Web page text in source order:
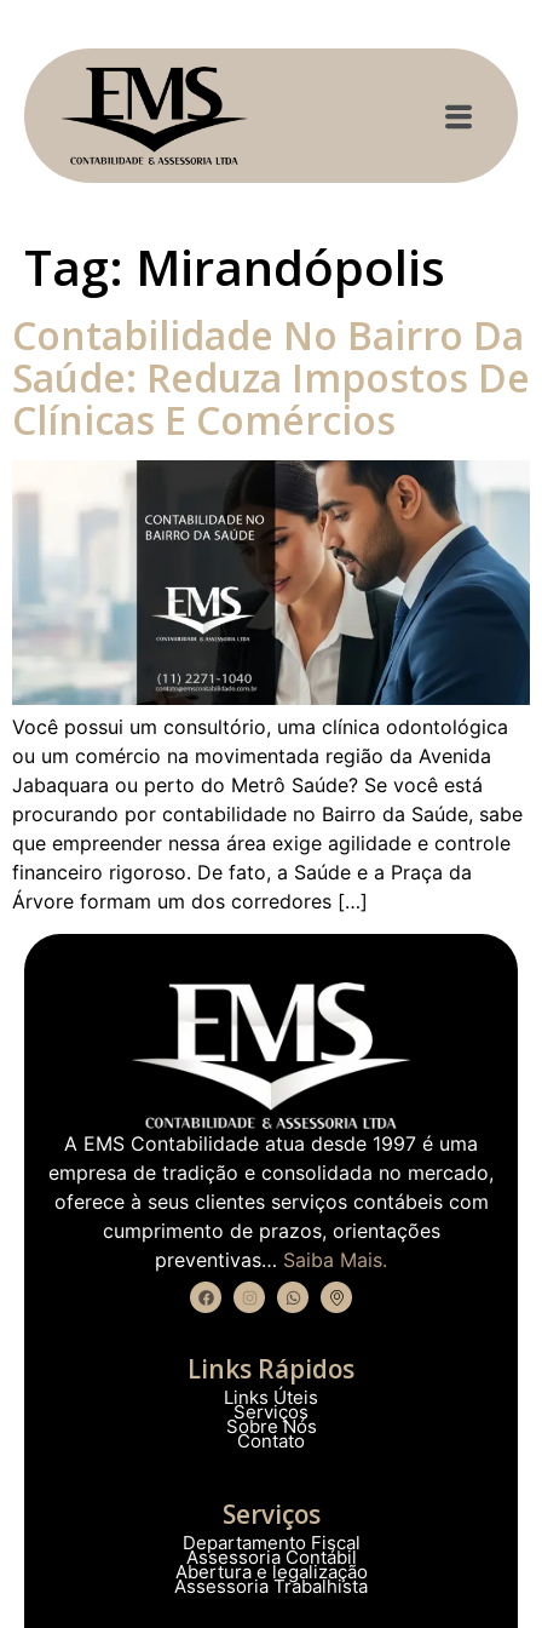
Tag: Mirandópolis
Contabilidade No Bairro Da
Saúde: Reduza Impostos De
Clínicas E Comércios
Você possui um consultório, uma clínica odontológica
ou um comércio na movimentada região da Avenida
Jabaquara ou perto do Metrô Saúde? Se você está
procurando por contabilidade no Bairro da Saúde, sabe
que empreender nessa área exige agilidade e controle
financeiro rigoroso. De fato, a Saúde e a Praça da
Árvore formam um dos corredores […]
A EMS Contabilidade atua desde 1997 é uma
empresa de tradição e consolidada no mercado,
oferece à seus clientes serviços contábeis com
cumprimento de prazos, orientações
preventivas… Saiba Mais.
Links Rápidos
Links Úteis
Serviços
Sobre Nós
Contato
Serviços
Departamento Fiscal
Assessoria Contábil
Abertura e legalização
Assessoria Trabalhista